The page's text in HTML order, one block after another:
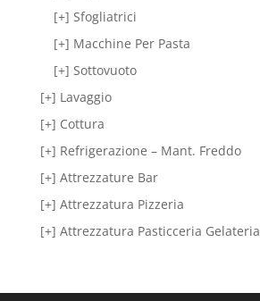
[+] Sfogliatrici
[+] Macchine Per Pasta
[+] Sottovuoto
[+] Lavaggio
[+] Cottura
[+] Refrigerazione – Mant. Freddo
[+] Attrezzature Bar
[+] Attrezzatura Pizzeria
[+] Attrezzatura Pasticceria Gelateria